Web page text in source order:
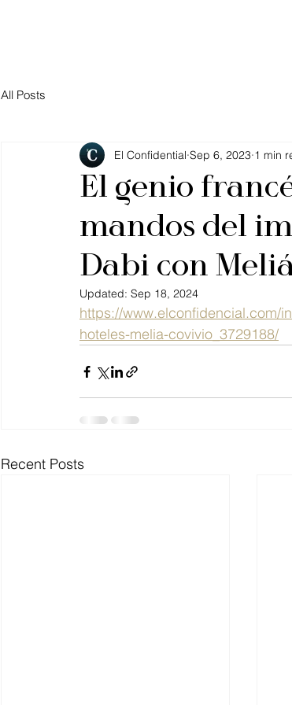
All Posts
El genio
mandos del
Dabi con
El Confidential Sep 6, 2023 1 min
Updated: Sep 18, 2024
https://www.elconfidencial.com/
hoteles-melia-covivio_3729188/
Recent Posts